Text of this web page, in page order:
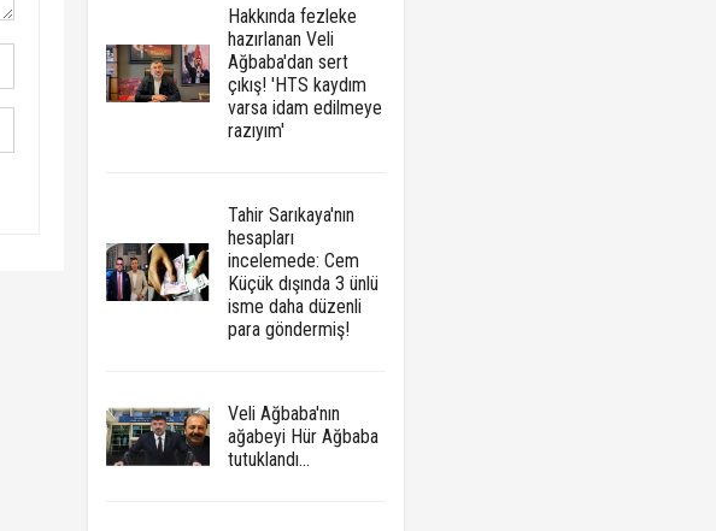
Hakkında fezleke
hazırlanan Veli
Ağbaba'dan sert
çıkış! 'HTS kaydım
varsa idam edilmeye
razıyım'
Tahir Sarıkaya'nın
hesapları
incelemede: Cem
Küçük dışında 3 ünlü
isme daha düzenli
para göndermiş!
Veli Ağbaba'nın
ağabeyi Hür Ağbaba
tutuklandı...